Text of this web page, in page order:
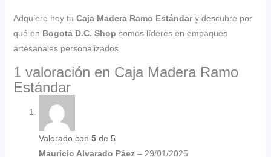
Adquiere hoy tu Caja Madera Ramo Estándary descubre por
qué en Bogotá D.C. Shop somos líderes en empaques
artesanales personalizados.
1 valoración en Caja Madera Ramo
Estándar
Valorado con 5de 5
Mauricio Alvarado Páez – 29/01/2025